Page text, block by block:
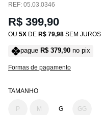
: 05.03.0346
R$ 399,90
OU 5 DE R$ 79,98 SEM JUROS
pague R$ 379,90 no pix
Formas de pagamento
TAMANHO
P M G GG